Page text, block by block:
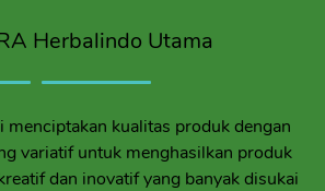
Herbalindo Utama
menciptakan kualitas produk dengan
variatif untuk menghasilkan produk
dan inovatif yang banyak disukai